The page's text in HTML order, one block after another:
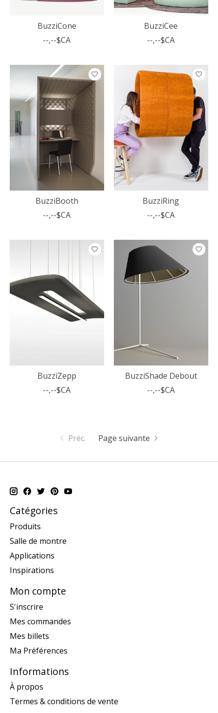
BuzziCone
--,--$CA
BuzziCee
--,--$CA
BuzziBooth
--,--$CA
BuzziRing
--,--$CA
BuzziZepp
--,--$CA
BuzziShade Debout
--,--$CA
Préc. Page suivante
Catégories
Produits
Salle de montre
Applications
Inspirations
Mon compte
S'inscrire
Mes commandes
Mes billets
Ma Préférences
Informations
À propos
Termes & conditions de vente